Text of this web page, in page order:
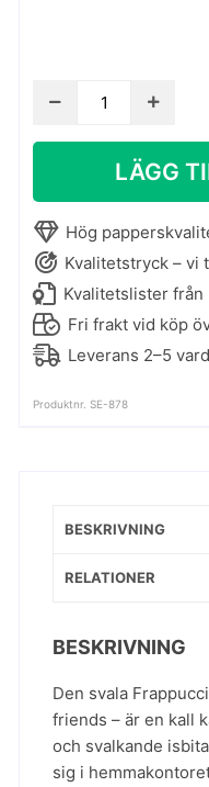
Kaffeaffisch
Frappe
mängdLÄGG
Hög
Kvalitetstryck – vi
Kvalitetslister från
Fri frakt vid köp
Leverans 2–5
Produktnr. SE-878
BESKRIVNING
RELATIONER
BESKRIVNING
Den svala
friends – är en kall
och svalkande
sig i